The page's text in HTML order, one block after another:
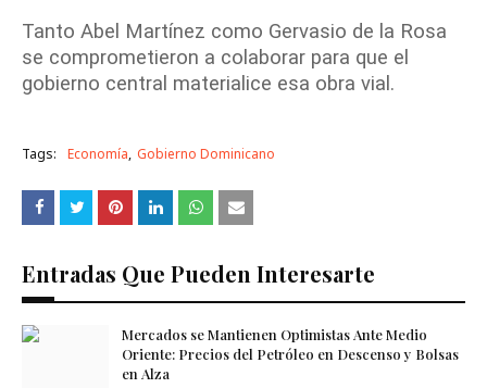
Tanto Abel Martínez como Gervasio de la Rosa
se comprometieron a colaborar para que el
gobierno central materialice esa obra vial.
Tags: Economía Gobierno Dominicano
Entradas Que Pueden Interesarte
Mercados se Mantienen Optimistas Ante Medio
Oriente: Precios del Petróleo en Descenso y Bolsas
en Alza